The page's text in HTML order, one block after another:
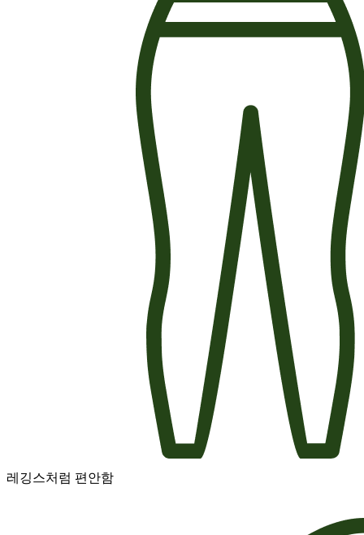
레깅스처럼 편안함